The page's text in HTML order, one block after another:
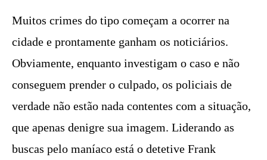
Muitos crimes do tipo começam a ocorrer na
cidade e prontamente ganham os noticiários.
Obviamente, enquanto investigam o caso e não
conseguem prender o culpado, os policiais de
verdade não estão nada contentes com a situação,
que apenas denigre sua imagem. Liderando as
buscas pelo maníaco está o detetive Frank